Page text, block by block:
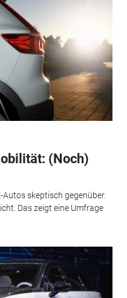
(Noch)
skeptisch gegenüber.
Das zeigt eine Umfrage